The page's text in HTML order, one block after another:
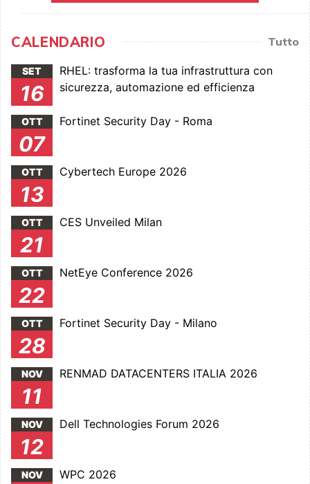
CALENDARIO Tutto
SET
16
RHEL: trasforma la tua infrastruttura con
sicurezza, automazione ed efficienza
OTT
07
Fortinet Security Day - Roma
OTT
13
Cybertech Europe 2026
OTT
21
CES Unveiled Milan
OTT
22
NetEye Conference 2026
OTT
28
Fortinet Security Day - Milano
NOV
11
RENMAD DATACENTERS ITALIA 2026
NOV
12
Dell Technologies Forum 2026
NOV WPC 2026